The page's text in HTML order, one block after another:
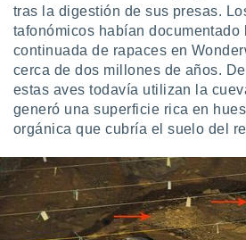
1199
tras la digestión de sus presas.
tafonómicos habían documentado
continuada de rapaces en
cerca de dos millones de años.
estas aves todavía utilizan la
generó una superficie rica en
orgánica que cubría el suelo del